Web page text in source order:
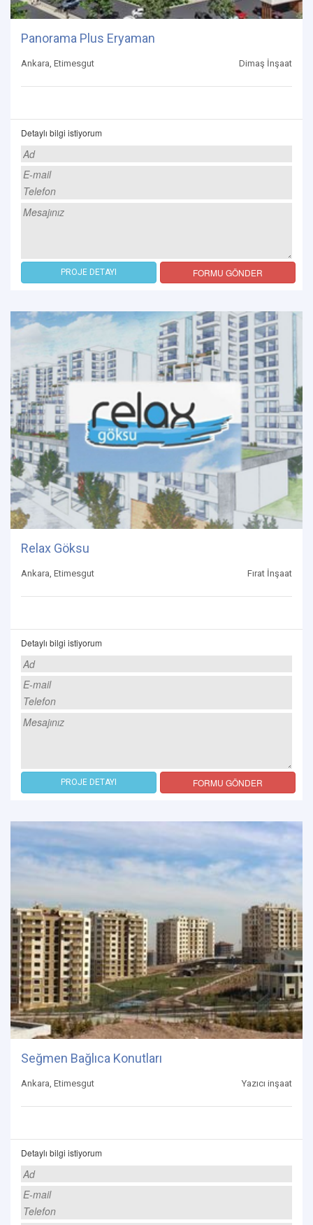
Panorama Plus Eryaman
Ankara, Etimesgut Dimaş İnşaat
Detaylı bilgi istiyorum
PROJE DETAYI FORMU GÖNDER
Relax Göksu
Ankara, Etimesgut Fırat İnşaat
Detaylı bilgi istiyorum
PROJE DETAYI FORMU GÖNDER
Seğmen Bağlıca Konutları
Ankara, Etimesgut Yazıcı inşaat
Detaylı bilgi istiyorum